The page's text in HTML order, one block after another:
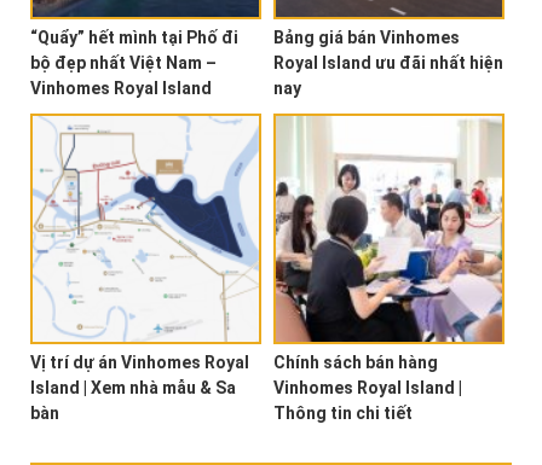
“Quẩy” hết mình tại Phố đi
bộ đẹp nhất Việt Nam –
Vinhomes Royal Island
Bảng giá bán Vinhomes
Royal Island ưu đãi nhất hiện
nay
Vị trí dự án Vinhomes Royal
Island | Xem nhà mẫu & Sa
bàn
Chính sách bán hàng
Vinhomes Royal Island |
Thông tin chi tiết